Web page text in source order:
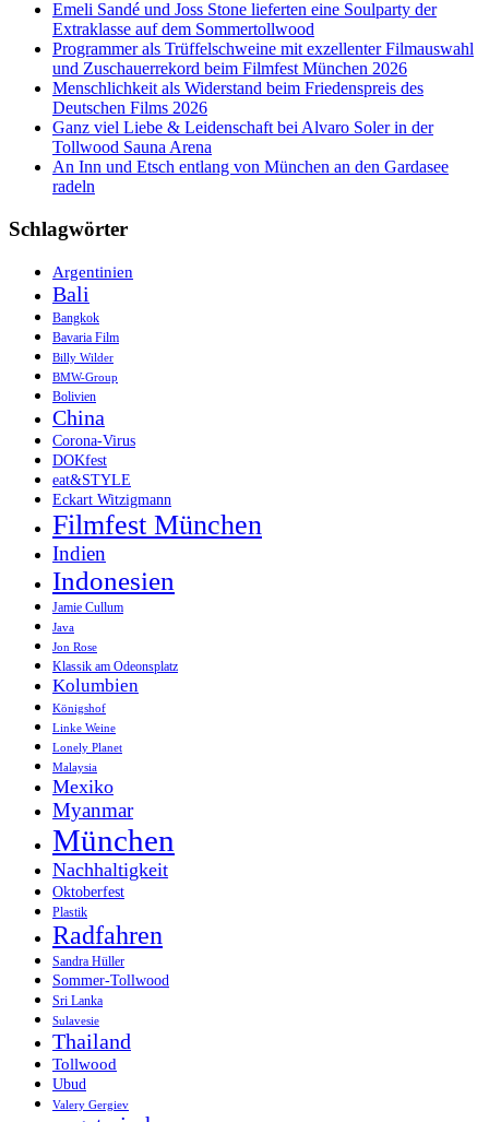
Emeli Sandé und Joss Stone lieferten eine Soulparty der
Extraklasse auf dem Sommertollwood
Programmer als Trüffelschweine mit exzellenter Filmauswahl
und Zuschauerrekord beim Filmfest München 2026
Menschlichkeit als Widerstand beim Friedenspreis des
Deutschen Films 2026
Ganz viel Liebe & Leidenschaft bei Alvaro Soler in der
Tollwood Sauna Arena
An Inn und Etsch entlang von München an den Gardasee
radeln
Schlagwörter
Argentinien
Bali
Bangkok
Bavaria Film
Billy Wilder
BMW-Group
Bolivien
China
Corona-Virus
DOKfest
eat&STYLE
Eckart Witzigmann
Filmfest München
Indien
Indonesien
Jamie Cullum
Java
Jon Rose
Klassik am Odeonsplatz
Kolumbien
Königshof
Linke Weine
Lonely Planet
Malaysia
Mexiko
Myanmar
München
Nachhaltigkeit
Oktoberfest
Plastik
Radfahren
Sandra Hüller
Sommer-Tollwood
Sri Lanka
Sulavesie
Thailand
Tollwood
Ubud
Valery Gergiev